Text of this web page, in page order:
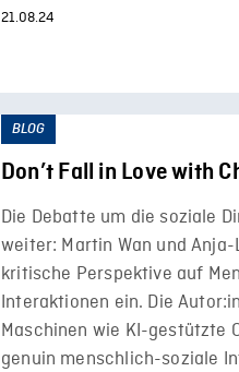
21.08.24
BLOG
Don’t Fall in Love with
Die Debatte um die soziale
weiter: Martin Wan und
kritische Perspektive auf
Interaktionen ein. Die
Maschinen wie KI-gestützte
genuin menschlich-soziale